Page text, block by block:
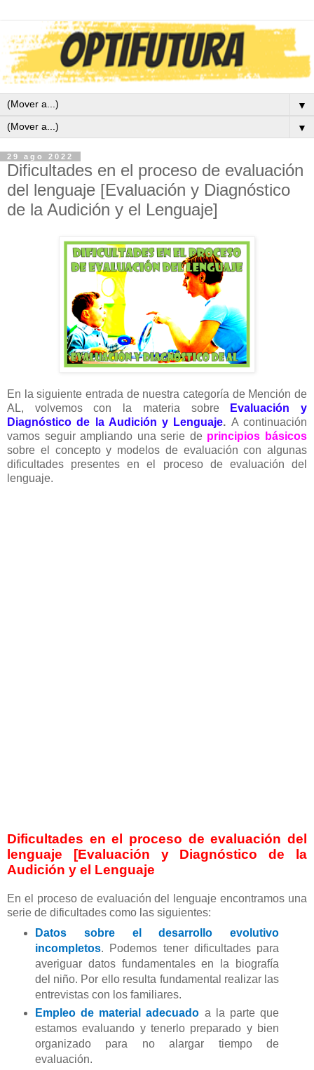
▼
▼
29 ago 2022
Dificultades en el proceso de evaluación
del lenguaje [Evaluación y Diagnóstico
de la Audición y el Lenguaje]
En la siguiente entrada de nuestra categoría de Mención de
AL, volvemos con la materia sobre
Evaluación y
Diagnóstico de la Audición y Lenguaje. A continuación
vamos seguir ampliando una serie de principios básicos
sobre el concepto y modelos de evaluación con algunas
dificultades presentes en el proceso de evaluación del
lenguaje.
Dificultades en el proceso de evaluación del
lenguaje [Evaluación y Diagnóstico de la
Audición y el Lenguaje
En el proceso de evaluación del lenguaje encontramos una
serie de dificultades como las siguientes:
Datos sobre el desarrollo evolutivo
incompletos. Podemos tener dificultades para
averiguar datos fundamentales en la biografía
del niño. Por ello resulta fundamental realizar las
entrevistas con los familiares.
Empleo de material adecuado a la parte que
estamos evaluando y tenerlo preparado y bien
organizado para no alargar tiempo de
evaluación.